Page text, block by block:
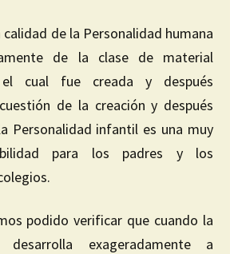
de la Personalidad humana
de la clase de material
cual fue creada y después
de la creación y después
Personalidad infantil es una muy
para los padres y los
podido verificar que cuando la
desarrolla exageradamente a